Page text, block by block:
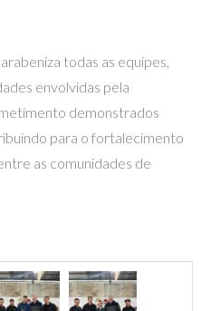
todas as equipes,
envolvidas pela
demonstrados
para o fortalecimento
as comunidades de